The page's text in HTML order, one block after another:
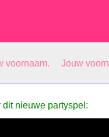
voornaam. Jouw
dit nieuwe partyspel: